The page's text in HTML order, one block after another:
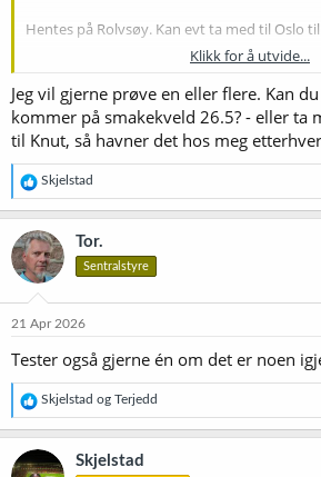
Hentes på Rolvsøy. Kan evt ta med til Oslo
Sendes ikke. (Med unntak for alle som heter
Haugesund eller omliggende herligheter.)
Klikk for å utvide...
Jeg vil gjerne prøve en eller flere. Kan
kommer på smakekveld 26.5? - eller ta
til Knut, så havner det hos meg
R
e
a
k
s
j
o
e
:
Skjelstad
Tor.
Sentralstyre
21 Apr 2026
Tester også gjerne én om det er noen
R
e
a
k
s
Skjelstad og Terjedd
Skjelstad